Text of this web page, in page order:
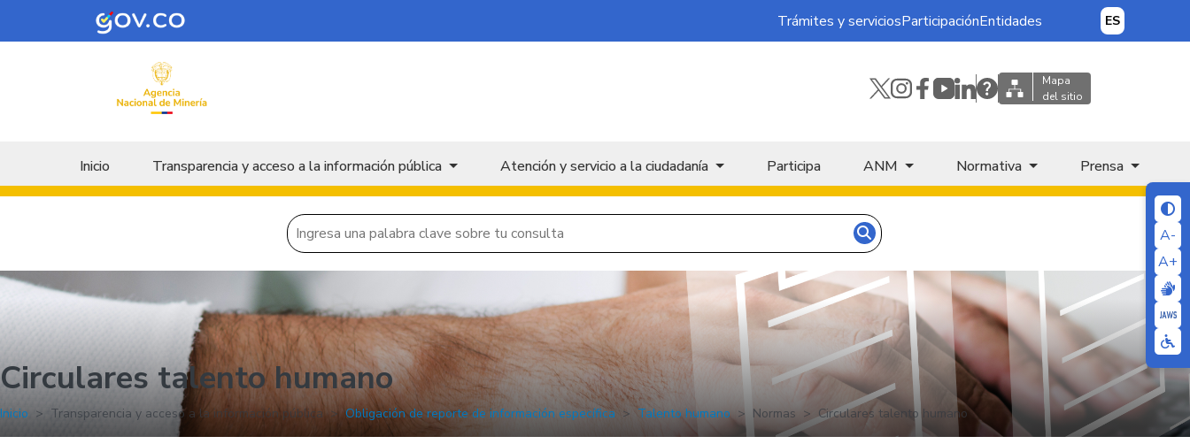
Skip to main content
A-
A+
Trámites y serviciosParticipaciónEntidades ES
Mapa
del sitio
Menu principal
Inicio Transparencia y acceso a la información pública Atención y servicio a la ciudadanía Participa ANM Normativa Prensa
Circulares talento humano
Inicio Transparencia y acceso a la información pública Obligación de reporte de información específica Talento humano Normas Circulares talento humano